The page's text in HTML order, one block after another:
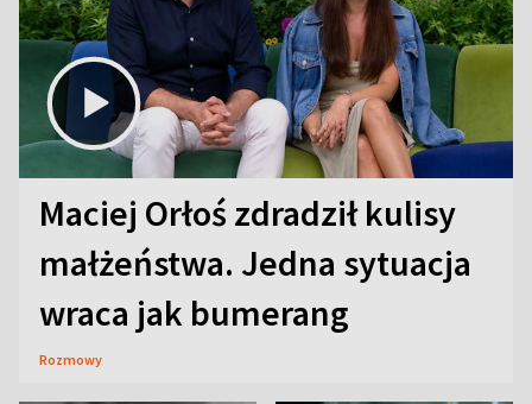
Maciej Orłoś zdradził kulisy
małżeństwa. Jedna sytuacja
wraca jak bumerang
Rozmowy